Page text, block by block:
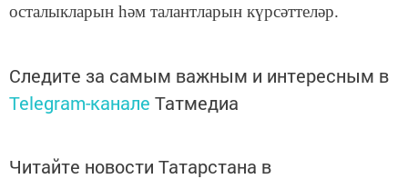
осталыкларын һәм талантларын күрсәттеләр.
Следите за самым важным и интересным в
Telegram-канале Татмедиа
Читайте новости Татарстана в